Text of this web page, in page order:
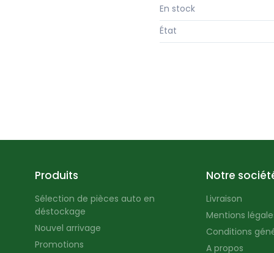
En stock
État
Produits
Sélection de pièces auto en
déstockage
Nouvel arrivage
Promotions
Notre
Livraison
Mentions
Conditions
A propos